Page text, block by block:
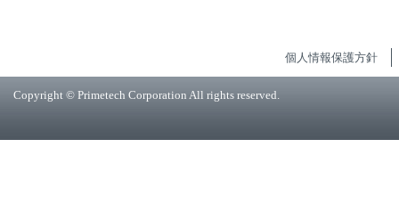
個人情報保護方針
Copyright © Primetech Corporation All rights reserved.